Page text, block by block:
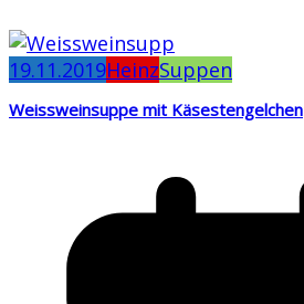
19.11.2019HeinzSuppen
Weissweinsuppe mit Käsestengelchen